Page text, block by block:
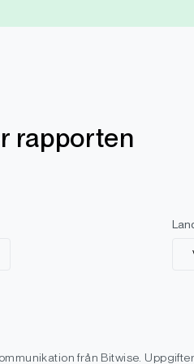
rapporten
från Bitwise.